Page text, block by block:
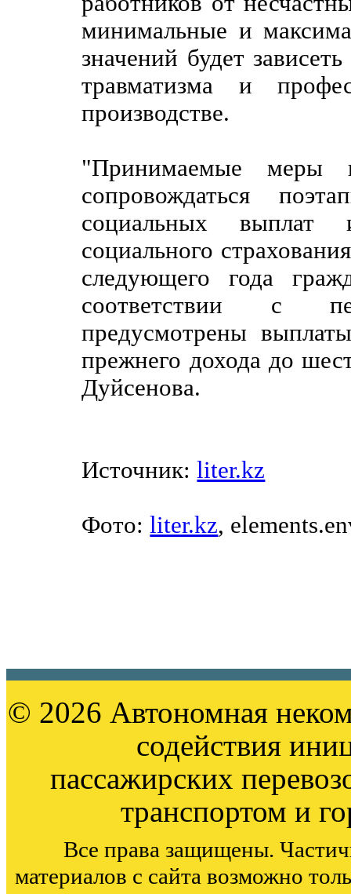
минимальные и
значений будет
травматизма и
производстве.
"Принимаемые меры
сопровождаться
социальных выплат
социального
следующего года
соответствии с
предусмотрены
прежнего дохода до
Дуйсенова.
Источник:liter.kz
Фото:liter.kz,
© 2026 Автономная
содействия
пассажирских
транспортом и
Все права защищены.
материалов с сайта возможно